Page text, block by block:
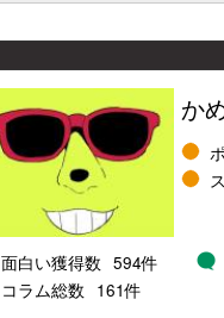
か
面白い獲得数 594件
コラム総数 161件